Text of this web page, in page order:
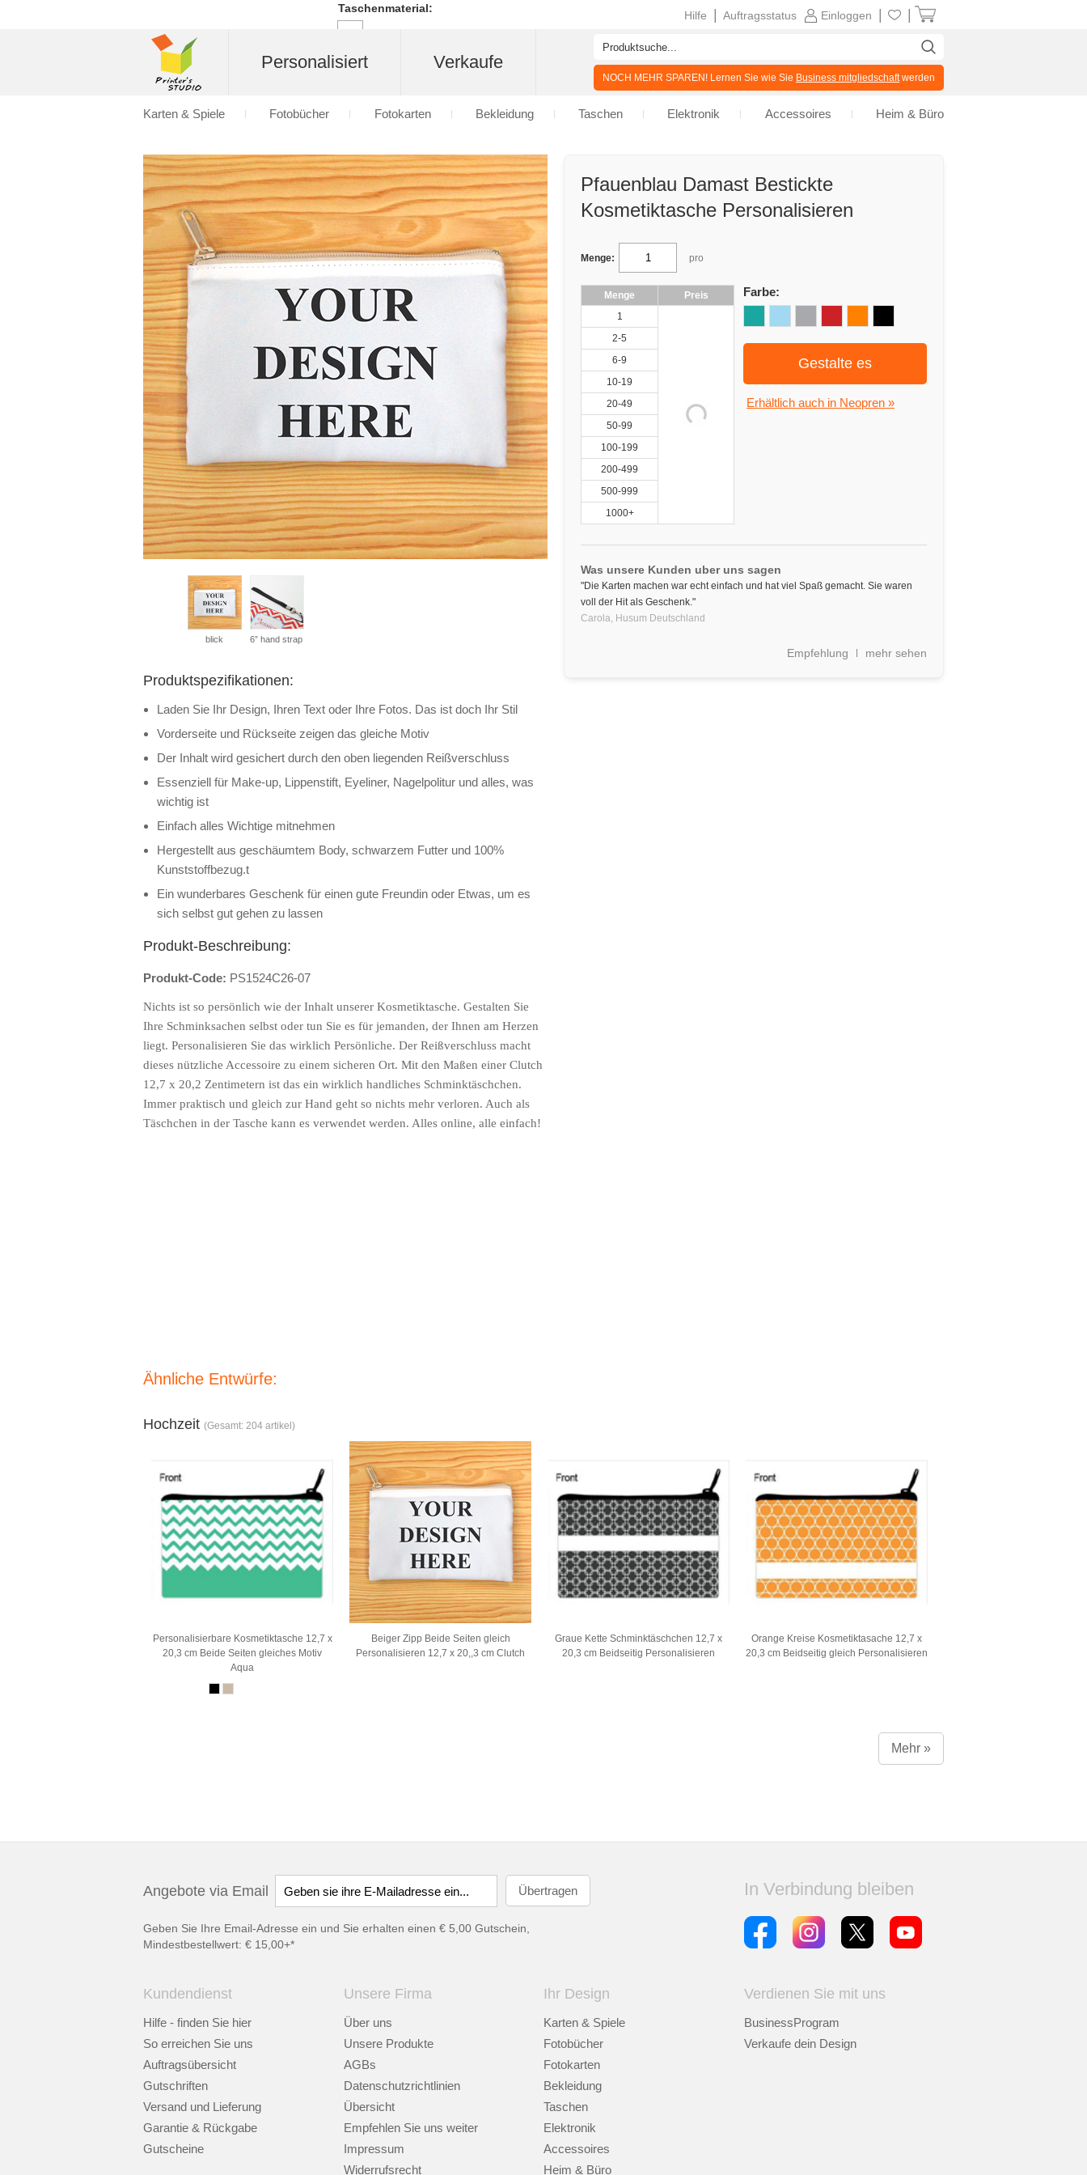
Pfauenblau Damast Bestickte
Kosmetiktasche Personalisieren
Menge: pro
Menge
Preis
1
2-5
6-9
10-19
20-49
50-99
100-199
200-499
500-999
1000+
Farbe:
Taschenmaterial:
Gestalte es
Erhältlich auch in Neopren »
Was unsere Kunden uber uns sagen
"Die Karten machen war echt einfach und hat viel Spaß gemacht. Sie waren
voll der Hit als Geschenk."
Carola, Husum Deutschland
Empfehlung mehr sehen
blick 6” hand strap
Produktspezifikationen:
Laden Sie Ihr Design, Ihren Text oder Ihre Fotos. Das ist doch Ihr Stil
Vorderseite und Rückseite zeigen das gleiche Motiv
Der Inhalt wird gesichert durch den oben liegenden Reißverschluss
Essenziell für Make-up, Lippenstift, Eyeliner, Nagelpolitur und alles, was
wichtig ist
Einfach alles Wichtige mitnehmen
Hergestellt aus geschäumtem Body, schwarzem Futter und 100%
Kunststoffbezug.t
Ein wunderbares Geschenk für einen gute Freundin oder Etwas, um es
sich selbst gut gehen zu lassen
Produkt-Beschreibung:
Produkt-Code: PS1524C26-07
Nichts ist so persönlich wie der Inhalt unserer Kosmetiktasche. Gestalten Sie
Ihre Schminksachen selbst oder tun Sie es für jemanden, der Ihnen am Herzen
liegt. Personalisieren Sie das wirklich Persönliche. Der Reißverschluss macht
dieses nützliche Accessoire zu einem sicheren Ort. Mit den Maßen einer Clutch
12,7 x 20,2 Zentimetern ist das ein wirklich handliches Schminktäschchen.
Immer praktisch und gleich zur Hand geht so nichts mehr verloren. Auch als
Täschchen in der Tasche kann es verwendet werden. Alles online, alle einfach!
Ähnliche Entwürfe:
Hochzeit (Gesamt: 204 artikel)
Personalisierbare Kosmetiktasche 12,7 x
20,3 cm Beide Seiten gleiches Motiv
Aqua
Beiger Zipp Beide Seiten gleich
Personalisieren 12,7 x 20,,3 cm Clutch
Graue Kette Schminktäschchen 12,7 x
20,3 cm Beidseitig Personalisieren
Orange Kreise Kosmetiktasache 12,7 x
20,3 cm Beidseitig gleich Personalisieren
Mehr »
Angebote via Email
Geben Sie Ihre Email-Adresse ein und Sie erhalten einen € 5,00 Gutschein,
Mindestbestellwert: € 15,00+*
In Verbindung bleiben
Kundendienst
Hilfe - finden Sie hier
So erreichen Sie uns
Auftragsübersicht
Gutschriften
Versand und Lieferung
Garantie & Rückgabe
Gutscheine
Unsere Firma
Über uns
Unsere Produkte
AGBs
Datenschutzrichtlinien
Übersicht
Empfehlen Sie uns weiter
Impressum
Widerrufsrecht
Ihr Design
Karten & Spiele
Fotobücher
Fotokarten
Bekleidung
Taschen
Elektronik
Accessoires
Heim & Büro
Verdienen Sie mit uns
BusinessProgram
Verkaufe dein Design
Einloggen
Auftragsstatus
Hilfe
Personalisiert Verkaufe
NOCH MEHR SPAREN! Lernen Sie wie Sie Business mitgliedschaftwerden
Karten & Spiele Fotobücher Fotokarten Bekleidung Taschen Elektronik Accessoires Heim & Büro